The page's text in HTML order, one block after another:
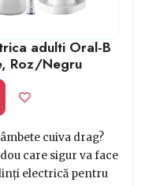
adulti Oral-B
Roz/Negru
cuiva drag?
care sigur va face
electrică pentru